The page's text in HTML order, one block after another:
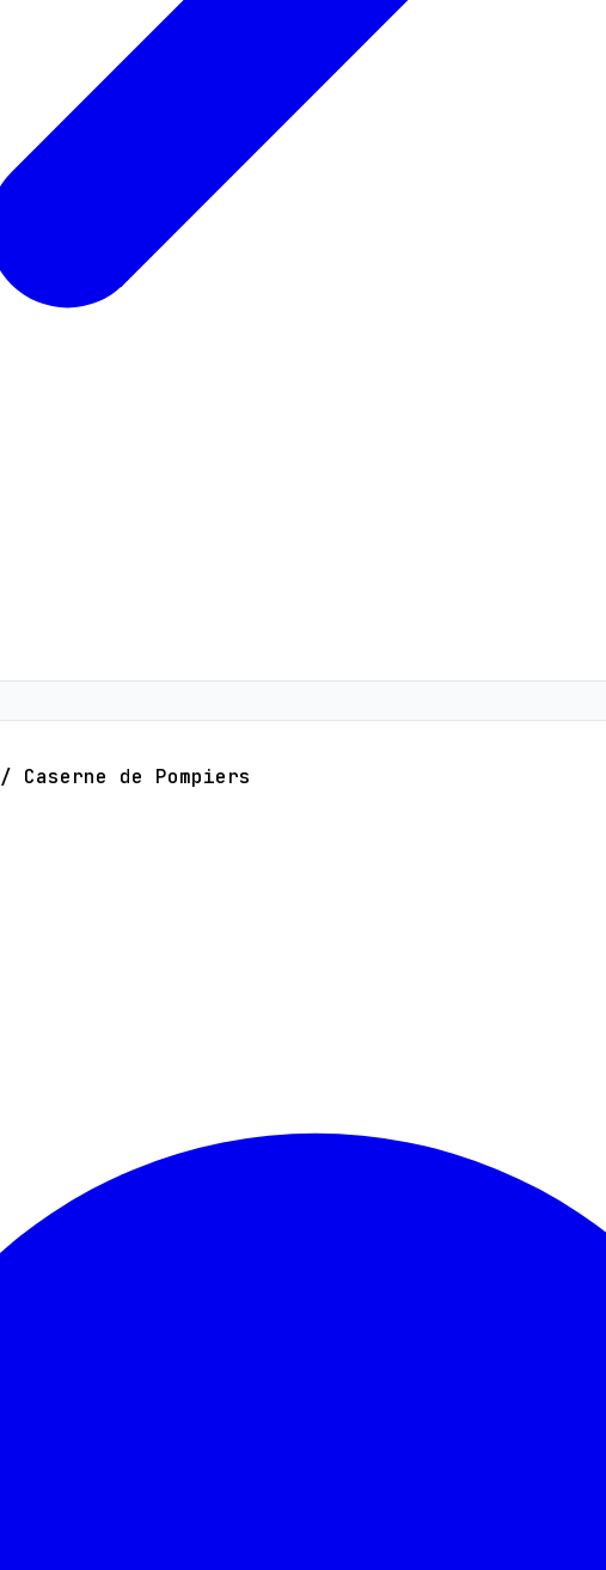
/ Caserne de Pompiers